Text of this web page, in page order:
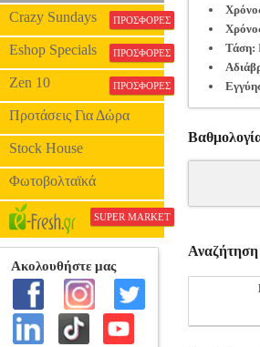
Crazy Sundays ΠΡΟΣΦΟΡΕΣ
Eshop Specials ΠΡΟΣΦΟΡΕΣ
Zen 10 ΠΡΟΣΦΟΡΕΣ
Προτάσεις Για Δώρα
Stock House
Φωτοβολταϊκά
SUPER MARKET
Τάση: